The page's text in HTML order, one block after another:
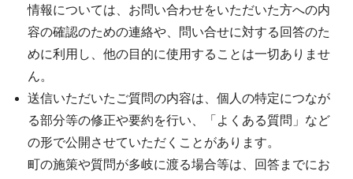
情報については、お問い合わせをいただいた方への内
容の確認のための連絡や、問い合せに対する回答のた
めに利用し、他の目的に使用することは一切ありませ
ん。
送信いただいたご質問の内容は、個人の特定につなが
る部分等の修正や要約を行い、「よくある質問」など
の形で公開させていただくことがあります。
町の施策や質問が多岐に渡る場合等は、回答までにお